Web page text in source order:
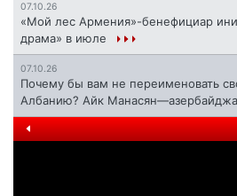
07.10.26
«Мой лес Армения»-бенефициар
драма» в июле
07.10.26
Почему бы вам не переименовать
Албанию? Айк